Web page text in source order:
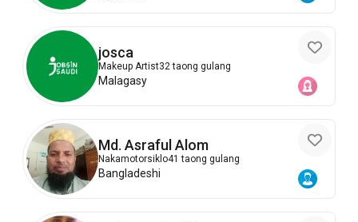
josca
Makeup Artist32 taong gulang
Malagasy
Md. Asraful Alom
Nakamotorsiklo41 taong gulang
Bangladeshi